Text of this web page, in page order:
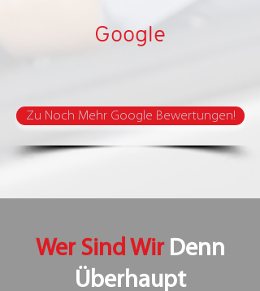
Google
Zu Noch Mehr Google Bewertungen!
Wer Sind WirDenn
Überhaupt